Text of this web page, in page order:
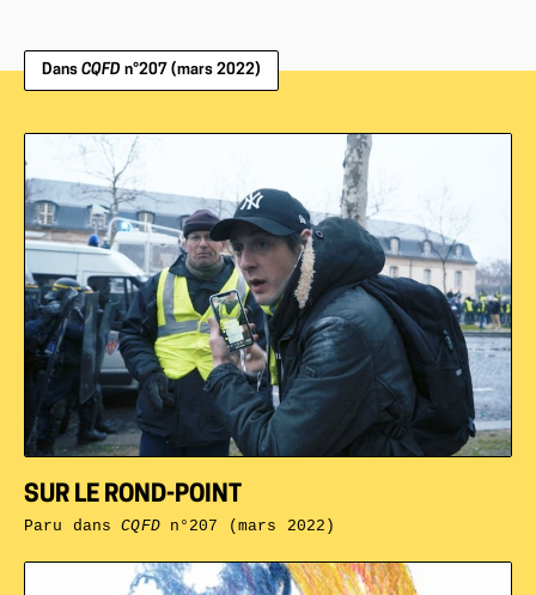
Dans CQFD n°207 (mars 2022)
SUR LE ROND-POINT
Paru dansCQFDn°207 (mars 2022)